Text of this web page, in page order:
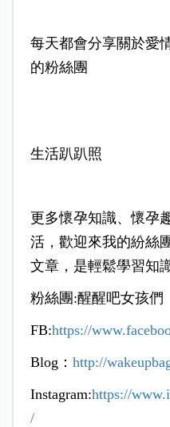
每天都會分享關於愛
的粉絲團
生活趴趴照
更多懷孕知識、懷孕
活，歡迎來我的紛絲
文章，是輕鬆學習知
粉絲團:醒醒吧女孩們
FB:https://
Blog： http://
Instagram:https://
/